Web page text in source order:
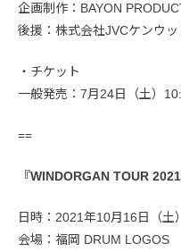
企画制作：BAYON
後援：株式会社JVCケンウ
・チケット
一般発売：7月24日（土）
==
『WINDORGAN TOUR 2021
日時：2021年10月16日（
会場：福岡 DRUM LOGOS